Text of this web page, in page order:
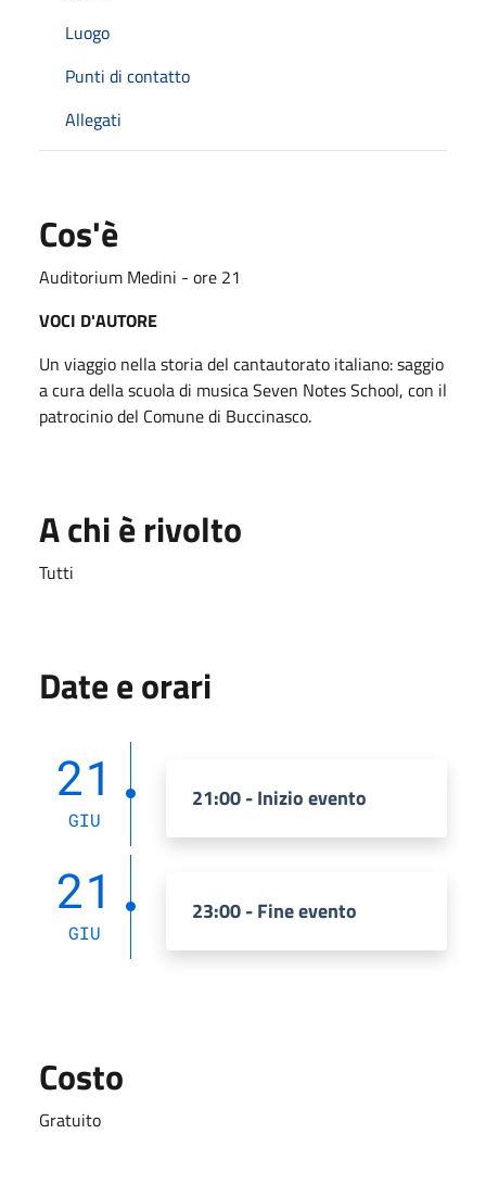
Luogo
Punti di contatto
Allegati
Cos'è
Auditorium Medini - ore 21
VOCI D'AUTORE
Un viaggio nella storia del cantautorato italiano: saggio
a cura della scuola di musica Seven Notes School, con il
patrocinio del Comune di Buccinasco.
A chi è rivolto
Tutti
Date e orari
21
GIU
21:00 - Inizio evento
21
GIU
23:00 - Fine evento
Costo
Gratuito